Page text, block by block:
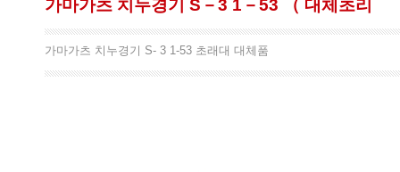
가마가츠 치누경기 S－3 1－53 （ 대체초리
가마가츠 치누경기 S- 3 1-53 초래대 대체품